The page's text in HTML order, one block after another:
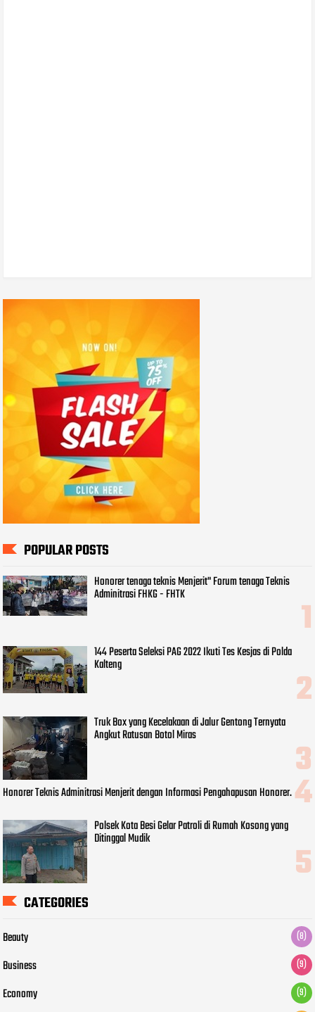
POPULAR POSTS
Honorer tenaga teknis Menjerit" Forum tenaga Teknis
Adminitrasi FHKG - FHTK
144 Peserta Seleksi PAG 2022 Ikuti Tes Kesjas di Polda
Kalteng
Truk Box yang Kecelakaan di Jalur Gentong Ternyata
Angkut Ratusan Botol Miras
Honorer Teknis Adminitrasi Menjerit dengan Informasi Pengahapusan Honorer.
Polsek Kota Besi Gelar Patroli di Rumah Kosong yang
Ditinggal Mudik
CATEGORIES
Beauty (8)
Business (9)
Economy (9)